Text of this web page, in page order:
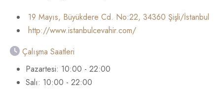
19 Mayıs, Büyükdere Cd. No:22, 34360 Şişli/İstanbul
http://www.istanbulcevahir.com/
Çalışma Saatleri
Pazartesi: 10:00 - 22:00
Salı: 10:00 - 22:00